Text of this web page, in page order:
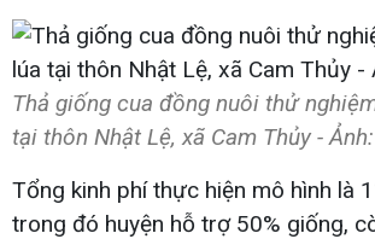
Thả giống cua đồng nuôi thử
tại thôn Nhật Lệ, xã Cam Thủy -
Tổng kinh phí thực hiện mô hình là
trong đó huyện hỗ trợ 50% giống,